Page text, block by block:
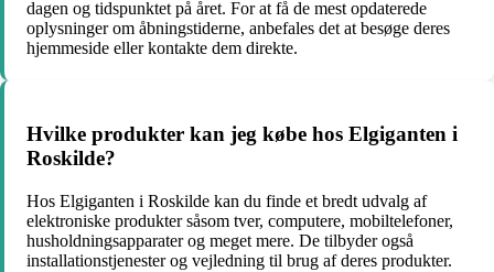
dagen og tidspunktet på året. For at få de mest opdaterede
oplysninger om åbningstiderne, anbefales det at besøge deres
hjemmeside eller kontakte dem direkte.
Hvilke produkter kan jeg købe hos Elgiganten i
Roskilde?
Hos Elgiganten i Roskilde kan du finde et bredt udvalg af
elektroniske produkter såsom tver, computere, mobiltelefoner,
husholdningsapparater og meget mere. De tilbyder også
installationstjenester og vejledning til brug af deres produkter.